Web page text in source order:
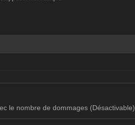
le nombre de dommages (Désactivable).